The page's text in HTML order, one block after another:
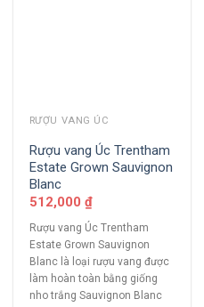
RƯỢU VANG ÚC
Rượu vang Úc Trentham
Estate Grown Sauvignon
Blanc
512,000 ₫
Rượu vang Úc Trentham
Estate Grown Sauvignon
Blanc là loại rượu vang được
làm hoàn toàn bằng giống
nho trắng Sauvignon Blanc